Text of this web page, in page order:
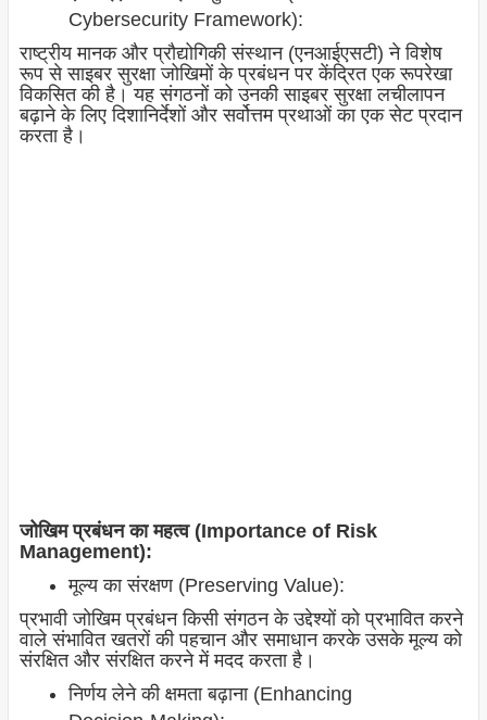
Cybersecurity Framework):
राष्ट्रीय मानक और प्रौद्योगिकी संस्थान (एनआईएसटी) ने विशेष
रूप से साइबर सुरक्षा जोखिमों के प्रबंधन पर केंद्रित एक रूपरेखा
विकसित की है। यह संगठनों को उनकी साइबर सुरक्षा लचीलापन
बढ़ाने के लिए दिशानिर्देशों और सर्वोत्तम प्रथाओं का एक सेट प्रदान
करता है।
जोखिम प्रबंधन का महत्व (Importance of Risk
Management):
मूल्य का संरक्षण (Preserving Value):
प्रभावी जोखिम प्रबंधन किसी संगठन के उद्देश्यों को प्रभावित करने
वाले संभावित खतरों की पहचान और समाधान करके उसके मूल्य को
संरक्षित और संरक्षित करने में मदद करता है।
निर्णय लेने की क्षमता बढ़ाना (Enhancing